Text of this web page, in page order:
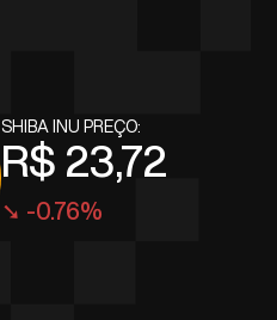
SHIBA INU PREÇO:
R$ 23,72
➘ -0.76%